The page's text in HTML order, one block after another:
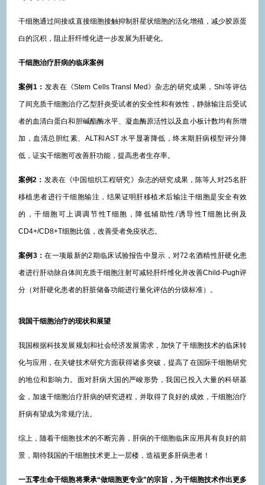
干细胞通过间接或直接细胞接触抑制肝星状细胞的活化增殖，减少胶原蛋
白的沉积，阻止肝纤维化进一步发展为肝硬化。
干细胞治疗肝病的临床案例
案例1： 发表在《Stem Cells Transl Med》杂志的研究成果，Shi等评估
了间充质干细胞治疗乙型肝炎受试者的安全性和有效性，静脉输注后受试
者的血清白蛋白和胆碱酯酶水平、凝血酶原活性以及血小板计数均有所增
加，血清总胆红素、ALT和AST 水平显著降低，终末期肝病模型评分降
低，证实干细胞可改善肝功能，提高患者生存率。
案例2： 发表在《中国组织工程研究》杂志的研究成果，陈等人对25名肝
移植患者进行干细胞输注，结果证明肝移植术后输注干细胞是安全有效
的，干细胞可上调调节性T细胞，降低辅助性/诱导性T细胞比例及
CD4+/CD8+T细胞比值，改善受者免疫状态。
案例3：在一项最新的2期临床试验报告中显示，对72名酒精性肝硬化患
者进行肝动脉自体间充质干细胞注射可减轻肝纤维化并改善Child-Pugh评
分（对肝硬化患者的肝脏储备功能进行量化评估的分级标准）。
我国干细胞治疗的现状和展望
我国根据科技发展规划和社会经济发展需求，加快了干细胞技术的临床转
化与应用，在关键技术研究方面获得诸多突破，提高了在国际干细胞研究
的地位和影响力。面对肝病大国的严峻形势，我国已投入大量的科研基
金，加速干细胞治疗肝病的研究进程，并取得了良好的成效，干细胞治疗
肝病有望成为常规疗法。
综上，随着干细胞技术的不断完善，肝病的干细胞临床应用具有良好的前
景，期待我国的干细胞技术更上一层楼，造福更多肝病患者！
一五零生命干细胞将秉承“做细胞更专业”的宗旨，为干细胞技术作出更多